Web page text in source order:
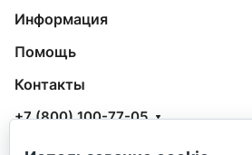
Информация
Помощь
Контакты
+7 (800) 100-77-05
info@aquatehnik.com